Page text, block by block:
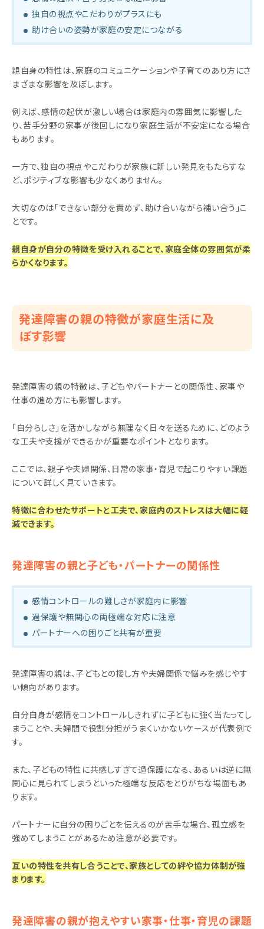
独自の視点やこだわりがプラスにも
助け合いの姿勢が家庭の安定につながる
親自身の特性は、家庭のコミュニケーションや子育てのあり方にさ
まざまな影響を及ぼします。
例えば、感情の起伏が激しい場合は家庭内の雰囲気に影響した
り、苦手分野の家事が後回しになり家庭生活が不安定になる場合
もあります。
一方で、独自の視点やこだわりが家族に新しい発見をもたらすな
ど、ポジティブな影響も少なくありません。
大切なのは「できない部分を責めず、助け合いながら補い合う」こ
とです。
親自身が自分の特徴を受け入れることで、家庭全体の雰囲気が柔
らかくなります。
発達障害の親の特徴が家庭生活に及
ぼす影響
発達障害の親の特徴は、子どもやパートナーとの関係性、家事や
仕事の進め方にも影響します。
「自分らしさ」を活かしながら無理なく日々を送るために、どのよう
な工夫や支援ができるかが重要なポイントとなります。
ここでは、親子や夫婦関係、日常の家事・育児で起こりやすい課題
について詳しく見ていきます。
特徴に合わせたサポートと工夫で、家庭内のストレスは大幅に軽
減できます。
発達障害の親と子ども・パートナーの関係性
感情コントロールの難しさが家庭内に影響
過保護や無関心の両極端な対応に注意
パートナーへの困りごと共有が重要
発達障害の親は、子どもとの接し方や夫婦関係で悩みを感じやす
い傾向があります。
自分自身が感情をコントロールしきれずに子どもに強く当たってし
まうことや、夫婦間で役割分担がうまくいかないケースが代表例で
す。
また、子どもの特性に共感しすぎて過保護になる、あるいは逆に無
関心に見られてしまうといった極端な反応をとりがちな場面もあ
ります。
パートナーに自分の困りごとを伝えるのが苦手な場合、孤立感を
強めてしまうことがあるため注意が必要です。
互いの特性を共有し合うことで、家族としての絆や協力体制が強
まります。
発達障害の親が抱えやすい家事・仕事・育児の課題